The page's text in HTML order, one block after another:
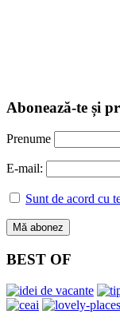
Abonează-te și
Prenume
E-mail:
Sunt de acord cu
BEST OF